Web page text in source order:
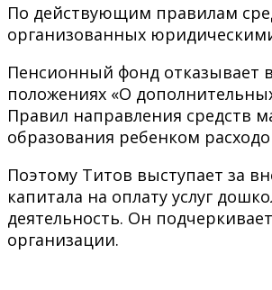
По действующим правилам
организованных
Пенсионный фонд отказывает
положениях «О
Правил направления средств
образования ребенком
Поэтому Титов выступает за
капитала на оплату услуг
деятельность. Он
организации.